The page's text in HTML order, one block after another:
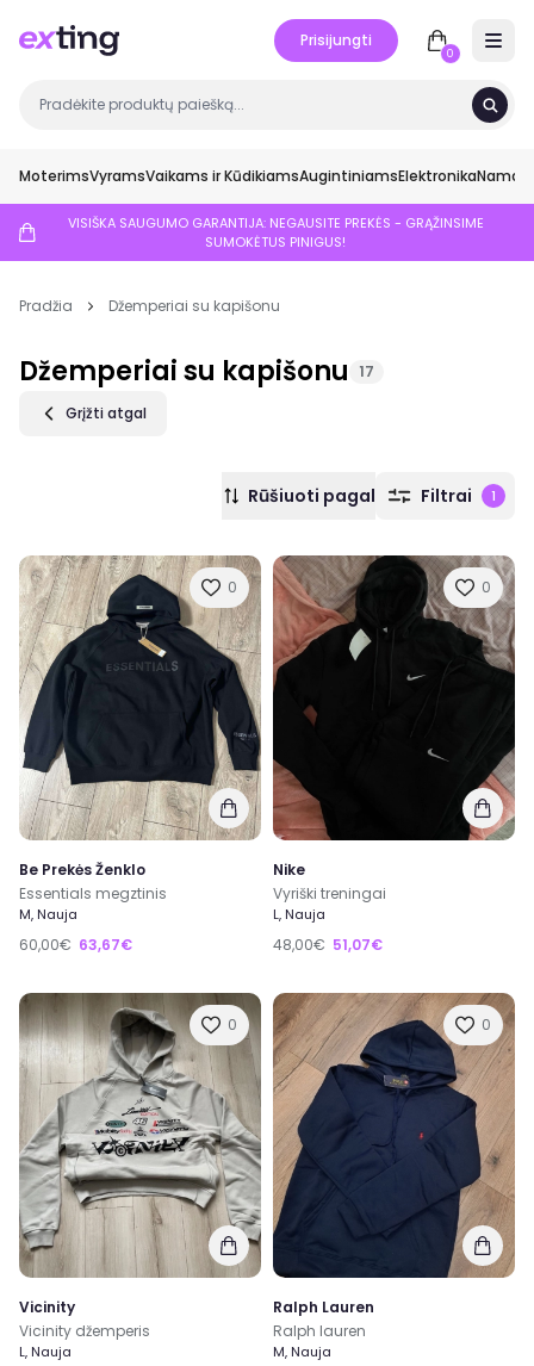
Prisijungti
0
MoterimsVyramsVaikams ir KūdikiamsAugintiniamsElektronikaNamai
VISIŠKA SAUGUMO GARANTIJA: NEGAUSITE PREKĖS - GRĄŽINSIME
SUMOKĖTUS PINIGUS!
Pradžia Džemperiai su kapišonu
Džemperiai su kapišonu 17
Grįžti atgal
Rūšiuoti pagal Filtrai 1
0
Be Prekės Ženklo
Essentials megztinis
M, Nauja
60,00€ 63,67€
0
Nike
Vyriški treningai
L, Nauja
48,00€ 51,07€
0
Vicinity
Vicinity džemperis
L, Nauja
0
Ralph Lauren
Ralph lauren
M, Nauja